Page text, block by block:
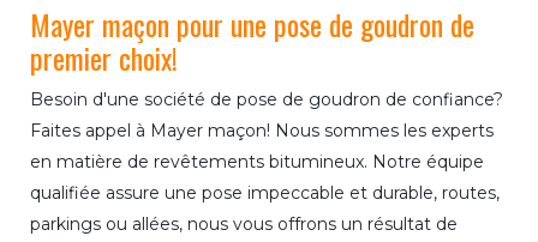
Mayer maçon pour une pose de goudron de
premier choix!
Besoin d'une société de pose de goudron de confiance?
Faites appel à Mayer maçon! Nous sommes les experts
en matière de revêtements bitumineux. Notre équipe
qualifiée assure une pose impeccable et durable, routes,
parkings ou allées, nous vous offrons un résultat de